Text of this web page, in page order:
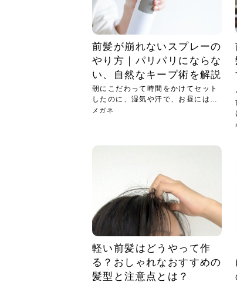
前髪が崩れないスプレーの
やり方｜パリパリにならな
い、自然なキープ術を解説
朝にこだわって時間をかけてセット
したのに、湿気や汗で、お昼にはも
う崩...
メガネ
軽い前髪はどうやって作
る？おしゃれなおすすめの
髪型と注意点とは？